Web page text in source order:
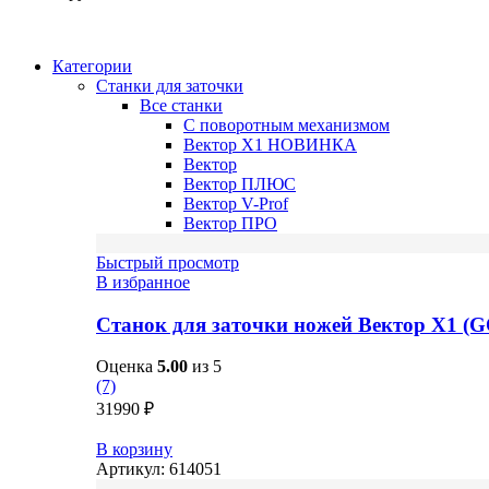
Категории
Станки для заточки
Все станки
С поворотным механизмом
Вектор X1 НОВИНКА
Вектор
Вектор ПЛЮС
Вектор V-Prof
Вектор ПРО
Быстрый просмотр
В избранное
Станок для заточки ножей Вектор X1
Оценка 5.00 из 5
(7)
31990 ₽
В корзину
Артикул: 614051